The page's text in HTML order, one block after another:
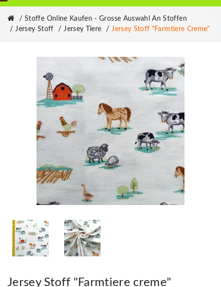
Stoffe Online Kaufen - Grosse Auswahl An Stoffen
Jersey Stoff
Jersey Tiere Jersey Stoff "Farmtiere Creme"
Jersey Stoff "Farmtiere creme"